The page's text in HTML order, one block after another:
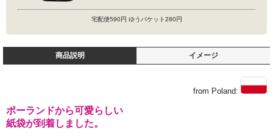
宅配便590円 ゆうパケット280円
商品説明 イメージ
from Poland:
ポーランドから可愛らしい
紙袋が到着しました。